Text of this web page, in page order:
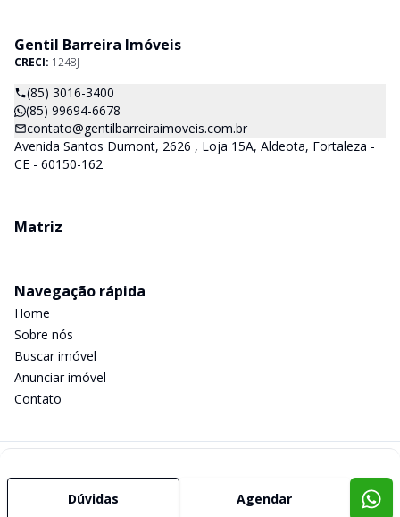
Dúvidas Agendar
Gentil Barreira Imóveis
CRECI: 1248J
(85) 3016-3400
(85) 99694-6678
contato@gentilbarreiraimoveis.com.br
Avenida Santos Dumont, 2626 , Loja 15A, Aldeota, Fortaleza -
CE - 60150-162
Matriz
Navegação rápida
Home
Sobre nós
Buscar imóvel
Anunciar imóvel
Contato
Selo de Tecnologia Loft